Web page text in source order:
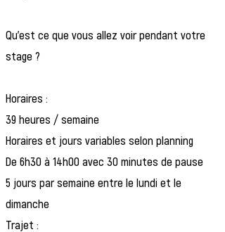
Qu’est ce que vous allez voir pendant votre
stage ?
Horaires :
39 heures / semaine
Horaires et jours variables selon planning
De 6h30 à 14h00 avec 30 minutes de pause
5 jours par semaine entre le lundi et le
dimanche
Trajet :